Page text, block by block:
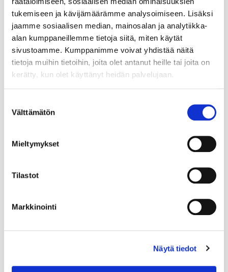
tukemiseen ja kävijämäärämme analysoimiseen. Lisäksi
jaamme sosiaalisen median, mainosalan ja analytiikka-
alan kumppaneillemme tietoja siitä, miten käytät
sivustoamme. Kumppanimme voivat yhdistää näitä
tietoja muihin tietoihin, joita olet antanut heille tai joita on
kerätty, kun olet käyttänyt heidän palvelujaan.
valinta
Välttämätön
Mieltymykset
Tilastot
Markkinointi
Näytä tiedot